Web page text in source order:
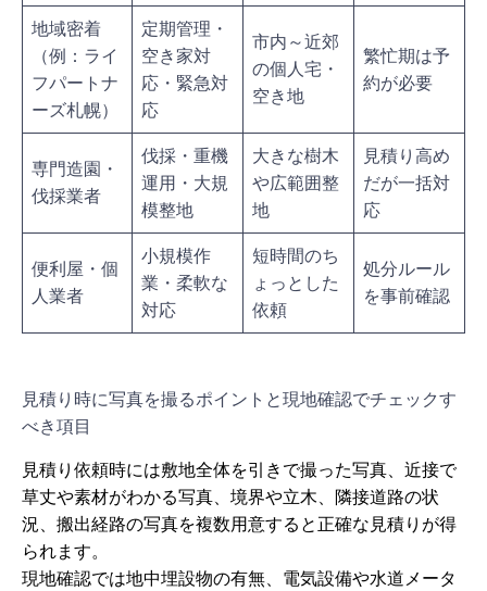
地域密着
（例：ライ
フパートナ
ーズ札幌）
定期管理・
空き家対
応・緊急対
応
市内～近郊
の個人宅・
空き地
繁忙期は予
約が必要
専門造園・
伐採業者
伐採・重機
運用・大規
模整地
大きな樹木
や広範囲整
地
見積り高め
だが一括対
応
便利屋・個
人業者
小規模作
業・柔軟な
対応
短時間のち
ょっとした
依頼
処分ルール
を事前確認
見積り時に写真を撮るポイントと現地確認でチェックす
べき項目
見積り依頼時には敷地全体を引きで撮った写真、近接で
草丈や素材がわかる写真、境界や立木、隣接道路の状
況、搬出経路の写真を複数用意すると正確な見積りが得
られます。
現地確認では地中埋設物の有無、電気設備や水道メータ